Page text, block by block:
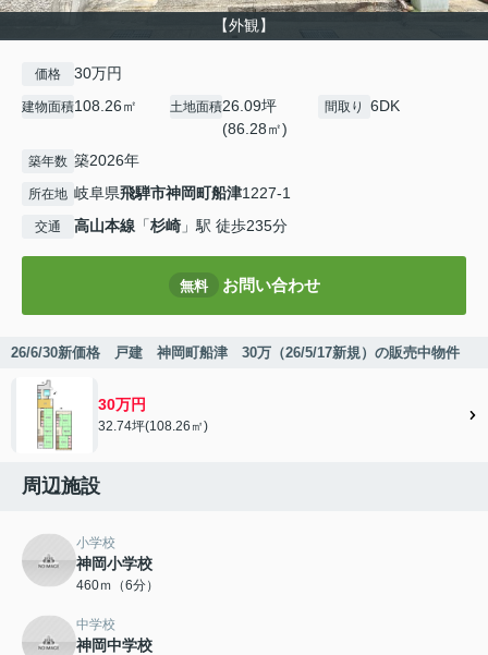
【外観】
価格 30万円
建物面積108.26㎡ 土地面積26.09坪
(86.28㎡)
間取り 6DK
築年数 築2026年
所在地 岐阜県飛騨市神岡町船津1227-1
交通 高山本線 「杉崎 」駅 徒歩235分
無料 お問い合わせ
26/6/30新価格 戸建 神岡町船津 30万（26/5/17新規）の販売中物件
30万円
32.74坪(108.26㎡)
周辺施設
小学校
神岡小学校
460ｍ（6分）
中学校
神岡中学校